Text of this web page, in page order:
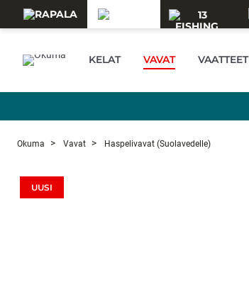
KELAT VAVAT VAATTEET
Okuma Vavat Haspelivavat (suolavedelle)
UUSI